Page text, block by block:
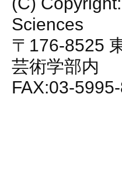
Sciences
〒176-8525
芸術学部内
FAX:03-